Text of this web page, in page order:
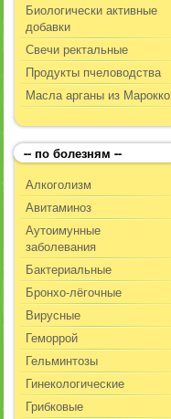
Биологически активные
добавки
Свечи ректальные
Продукты пчеловодства
Масла арганы из Марокко
-- по болезням --
Алкоголизм
Авитаминоз
Аутоимунные
заболевания
Бактериальные
Бронхо-лёгочные
Вирусные
Геморрой
Гельминтозы
Гинекологические
Грибковые